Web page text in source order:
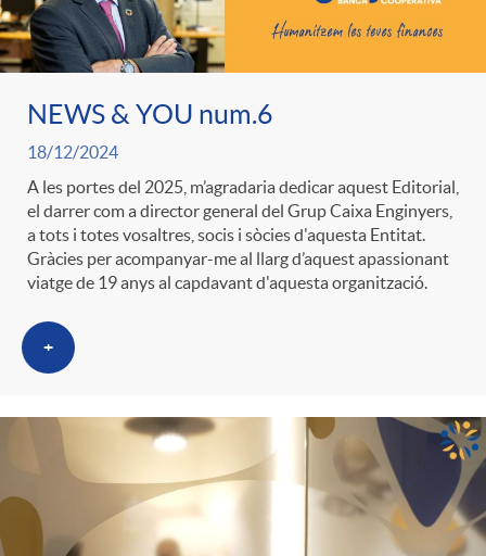
r
a
S
a
l
a
d
ó
p
e
r
c
a
e
t
e
n
i
d
o
n
l
c
a
d
o
d
NEWS & YOU num.6
18/12/2024
A les portes del 2025, m’agradaria dedicar aquest Editorial,
el darrer com a director general del Grup Caixa Enginyers,
a tots i totes vosaltres, socis i sòcies d'aquesta Entitat.
Gràcies per acompanyar-me al llarg d’aquest apassionant
viatge de 19 anys al capdavant d'aquesta organització.
+